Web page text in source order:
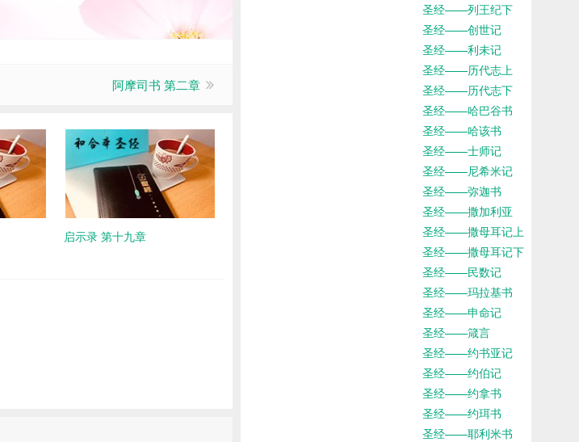
阿摩司书 第二章
启示录 第十九章
圣经——列王纪下
圣经——创世记
圣经——利未记
圣经——历代志上
圣经——历代志下
圣经——哈巴谷书
圣经——哈该书
圣经——士师记
圣经——尼希米记
圣经——弥迦书
圣经——撒加利亚
圣经——撒母耳记上
圣经——撒母耳记下
圣经——民数记
圣经——玛拉基书
圣经——申命记
圣经——箴言
圣经——约书亚记
圣经——约伯记
圣经——约拿书
圣经——约珥书
圣经——耶利米书